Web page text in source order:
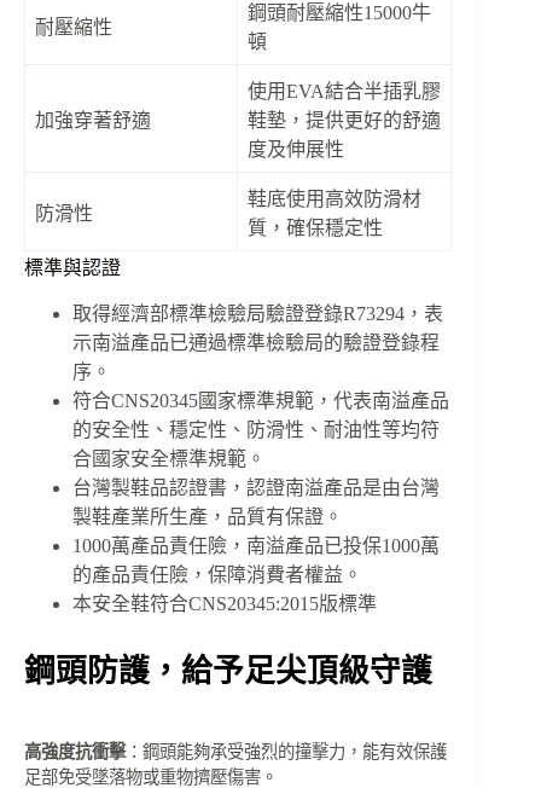
耐壓縮性
鋼頭耐壓縮性15000牛
頓
加強穿著舒適
使用EVA結合半插乳膠
鞋墊，提供更好的舒適
度及伸展性
防滑性
鞋底使用高效防滑材
質，確保穩定性
標準與認證
取得經濟部標準檢驗局驗證登錄R73294，表
示南溢產品已通過標準檢驗局的驗證登錄程
序。
符合CNS20345國家標準規範，代表南溢產品
的安全性、穩定性、防滑性、耐油性等均符
合國家安全標準規範。
台灣製鞋品認證書，認證南溢產品是由台灣
製鞋產業所生產，品質有保證。
1000萬產品責任險，南溢產品已投保1000萬
的產品責任險，保障消費者權益。
本安全鞋符合CNS20345:2015版標準
鋼頭防護，給予足尖頂級守護
高強度抗衝擊：鋼頭能夠承受強烈的撞擊力，能有效保護
足部免受墜落物或重物擠壓傷害。